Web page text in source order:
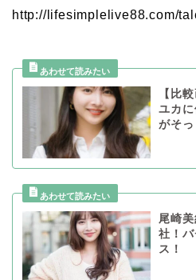
http://lifesimplelive88.com/
【比
ユカ
がそっ
尾崎
社！
ス！